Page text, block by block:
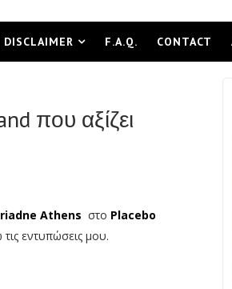
DISCLAIMER F.A.Q. CONTACT
που αξίζει
Athens στο Placebo
εντυπώσεις μου.